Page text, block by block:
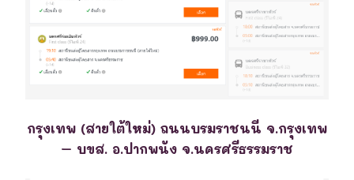
กรุงเทพ (สายใต้ใหม่) ถนนบรมราชนนี จ.กรุงเทพ
– บขส. อ.ปากพนัง จ.นครศรีธรรมราช